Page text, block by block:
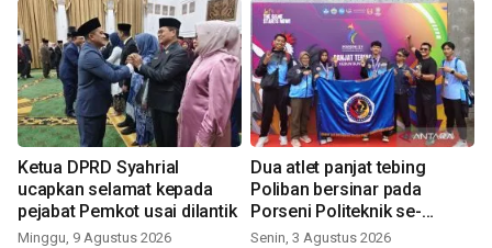
Ketua DPRD Syahrial
ucapkan selamat kepada
pejabat Pemkot usai dilantik
Minggu, 9 Agustus 2026
Dua atlet panjat tebing
Poliban bersinar pada
Porseni Politeknik se-
Indonesia 2026
Senin, 3 Agustus 2026